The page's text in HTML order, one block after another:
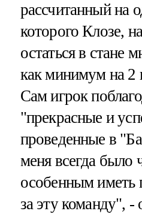
рассчитанный на
которого Клозе,
остаться в стане
как минимум на 2
Сам игрок
"прекрасные и
проведенные в
меня всегда было
особенным иметь
за эту команду", -